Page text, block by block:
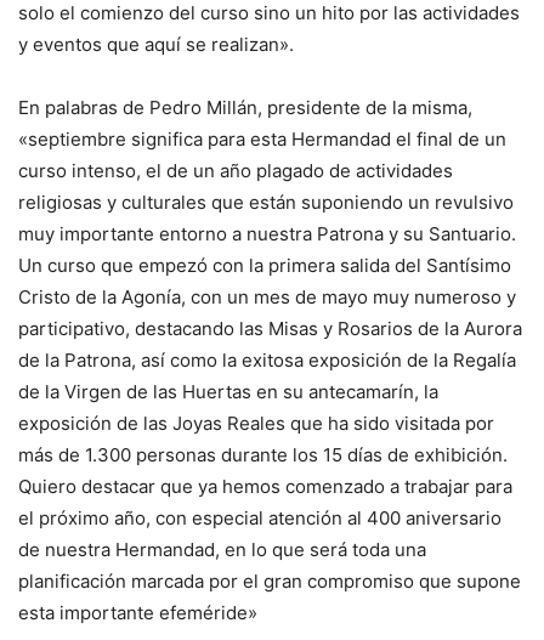
solo el comienzo del curso sino un hito por las actividades
y eventos que aquí se realizan».
En palabras de Pedro Millán, presidente de la misma,
«septiembre significa para esta Hermandad el final de un
curso intenso, el de un año plagado de actividades
religiosas y culturales que están suponiendo un revulsivo
muy importante entorno a nuestra Patrona y su Santuario.
Un curso que empezó con la primera salida del Santísimo
Cristo de la Agonía, con un mes de mayo muy numeroso y
participativo, destacando las Misas y Rosarios de la Aurora
de la Patrona, así como la exitosa exposición de la Regalía
de la Virgen de las Huertas en su antecamarín, la
exposición de las Joyas Reales que ha sido visitada por
más de 1.300 personas durante los 15 días de exhibición.
Quiero destacar que ya hemos comenzado a trabajar para
el próximo año, con especial atención al 400 aniversario
de nuestra Hermandad, en lo que será toda una
planificación marcada por el gran compromiso que supone
esta importante efeméride»